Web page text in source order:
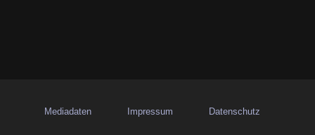
Mediadaten Impressum Datenschutz